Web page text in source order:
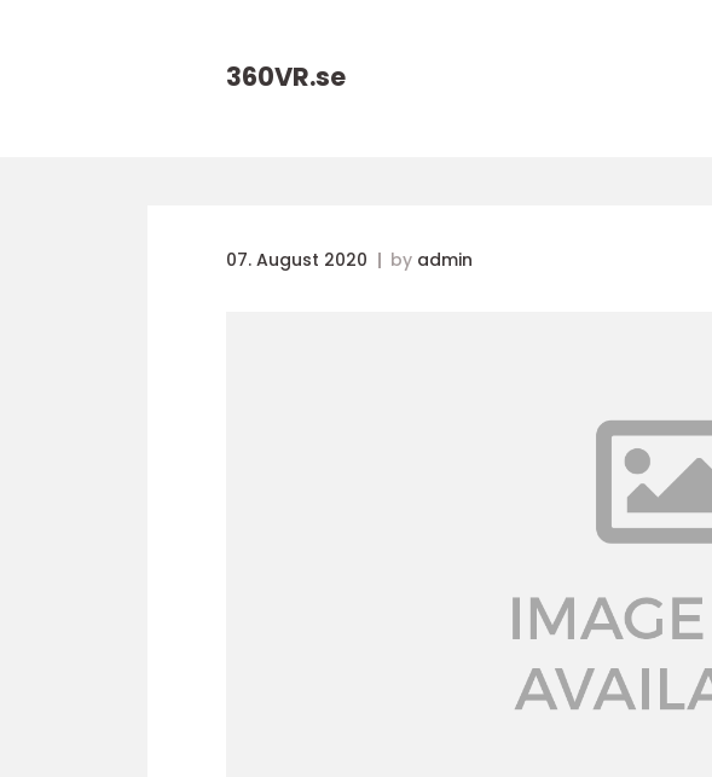
360VR.se
07. August 2020 by admin